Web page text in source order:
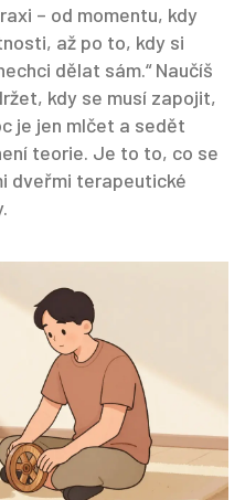
– od momentu, kdy
až po to, kdy si
dělat sám.“ Naučíš
kdy se musí zapojit,
je jen mlčet a sedět
teorie. Je to to, co se
dveřmi terapeutické